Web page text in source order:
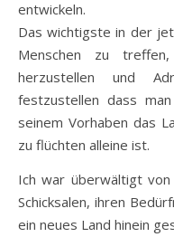
entwickeln.
Das wichtigste in der
Menschen zu
herzustellen und
festzustellen dass
seinem Vorhaben das
zu flüchten alleine ist.
Ich war überwältigt
Schicksalen, ihren
ein neues Land hinein